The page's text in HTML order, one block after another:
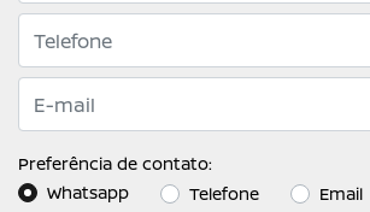
Preferência de contato:
Whatsapp
Telefone Email